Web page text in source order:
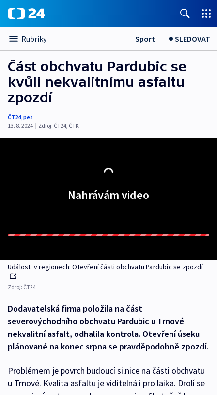
Rubriky Sport SLEDOVAT
Část obchvatu Pardubic se
kvůli nekvalitnímu asfaltu
zpozdí
ČT24,pes
13. 8. 2024 | Zdroj: ČT24, ČTK
Nahrávám video
Události v regionech: Otevření části obchvatu Pardubic se zpozdí
Zdroj: ČT24
Dodavatelská firma položila na část
severovýchodního obchvatu Pardubic u Trnové
nekvalitní asfalt, odhalila kontrola. Otevření úseku
plánované na konec srpna se pravděpodobně zpozdí.
Problémem je povrch budoucí silnice na části obchvatu
u Trnové. Kvalita asfaltu je viditelná i pro laika. Drolí se